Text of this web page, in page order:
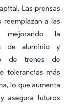
Las prensas
a las
mejorando la
de aluminio y
de trenes de
tolerancias más
lo que aumenta
asegura futuros